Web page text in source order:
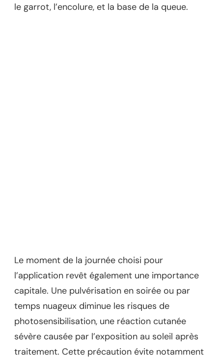
le garrot, l’encolure, et la base de la queue.
Le moment de la journée choisi pour
l’application revêt également une importance
capitale. Une pulvérisation en soirée ou par
temps nuageux diminue les risques de
photosensibilisation, une réaction cutanée
sévère causée par l’exposition au soleil après
traitement. Cette précaution évite notamment